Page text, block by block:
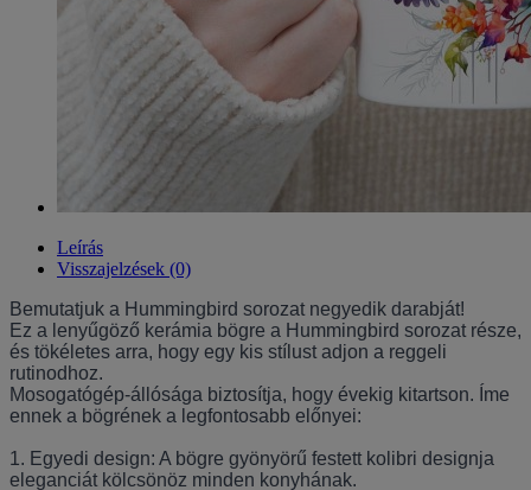
Leírás
Visszajelzések (0)
Bemutatjuk a Hummingbird sorozat negyedik darabját!
Ez a lenyűgöző kerámia bögre a Hummingbird sorozat része,
és tökéletes arra, hogy egy kis stílust adjon a reggeli
rutinodhoz.
Mosogatógép-állósága biztosítja, hogy évekig kitartson. Íme
ennek a bögrének a legfontosabb előnyei:
1. Egyedi design: A bögre gyönyörű festett kolibri designja
eleganciát kölcsönöz minden konyhának.